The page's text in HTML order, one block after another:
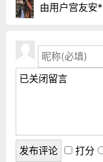
由用户宫友安
打分